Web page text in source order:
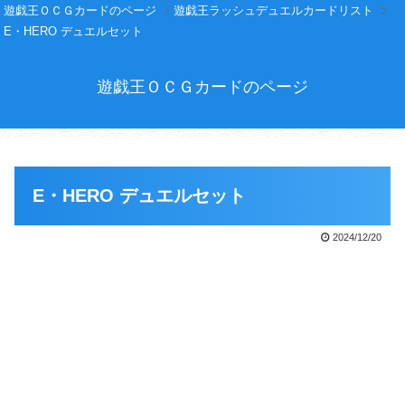
遊戯王ＯＣＧカードのページ
遊戯王ラッシュデュエルカードリスト
E・HERO デュエルセット
遊戯王ＯＣＧカードのページ
E・HERO デュエルセット
2024/12/20